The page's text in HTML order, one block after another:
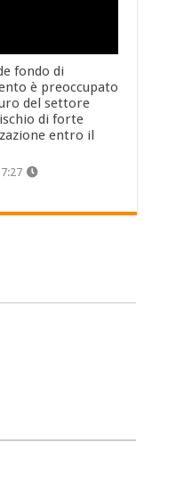
fondo di
è preoccupato
del settore
di forte
entro il